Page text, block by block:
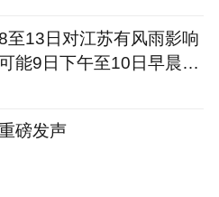
至13日对江苏有风雨影响
能9日下午至10日早晨登
磅发声